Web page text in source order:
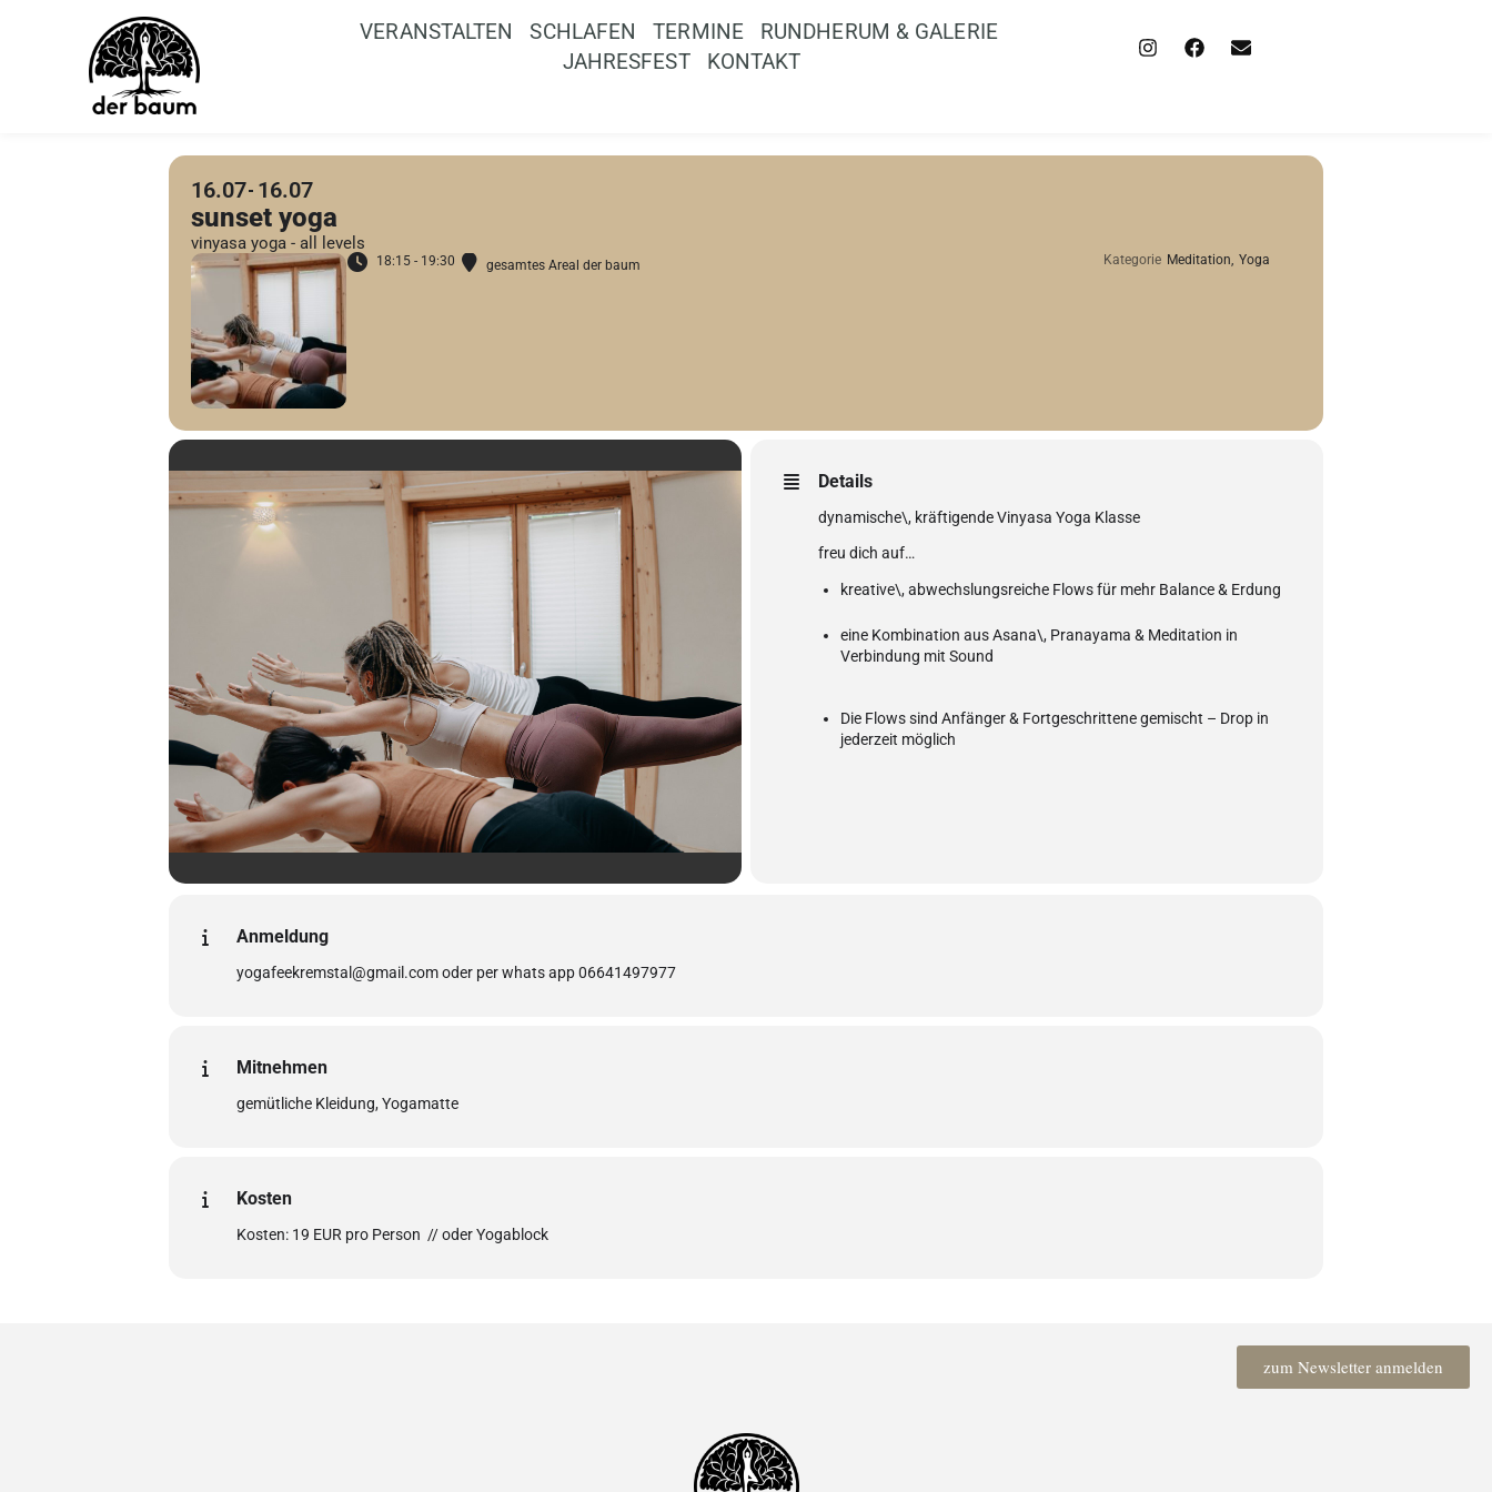
VERANSTALTEN SCHLAFEN TERMINE
RUNDHERUM & GALERIE
JAHRESFEST
KONTAKT
16.07 16.07
sunset yoga
vinyasa yoga - all levels
18:15 - 19:30 gesamtes Areal der baum Kategorie Meditation, Yoga
Details
dynamische\, kräftigende Vinyasa Yoga Klasse
freu dich auf…
kreative\, abwechslungsreiche Flows für mehr Balance & Erdung
eine Kombination aus Asana\, Pranayama & Meditation in
Verbindung mit Sound
Die Flows sind Anfänger & Fortgeschrittene gemischt – Drop in
jederzeit möglich
Anmeldung
yogafeekremstal@gmail.com oder per whats app 06641497977
Mitnehmen
gemütliche Kleidung, Yogamatte
Kosten
Kosten: 19 EUR pro Person // oder Yogablock
zum Newsletter anmelden